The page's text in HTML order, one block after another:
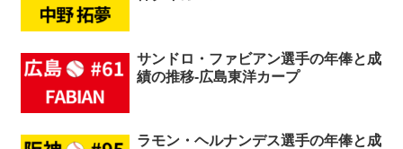
サンドロ・ファビアン選手の年俸と成
績の推移-広島東洋カープ
ラモン・ヘルナンデス選手の年俸と成